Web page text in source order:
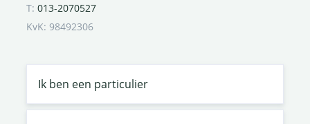
T: 013-2070527
KvK: 98492306
Ik ben een particulier